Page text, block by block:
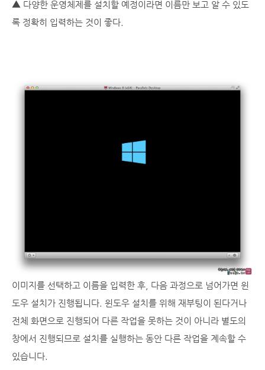
▲ 다양한 운영체제를 설치할 예정이라면 이름만 보고 알 수 있도
록 정확히 입력하는 것이 좋다.
이미지를 선택하고 이름을 입력한 후, 다음 과정으로 넘어가면 윈
도우 설치가 진행됩니다. 윈도우 설치를 위해 재부팅이 된다거나
전체 화면으로 진행되어 다른 작업을 못하는 것이 아니라 별도의
창에서 진행되므로 설치를 실행하는 동안 다른 작업을 계속할 수
있습니다.